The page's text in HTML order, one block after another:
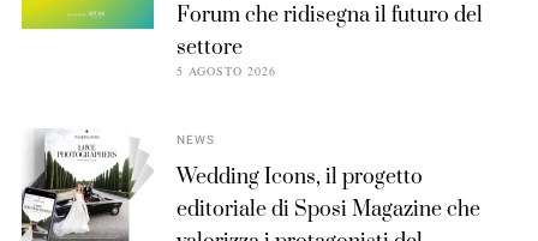
Forum che ridisegna il futuro del
settore
5 AGOSTO 2026
NEWS
Wedding Icons, il progetto
editoriale di Sposi Magazine che